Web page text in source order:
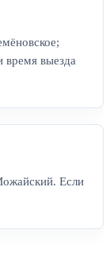
время выезда
Если